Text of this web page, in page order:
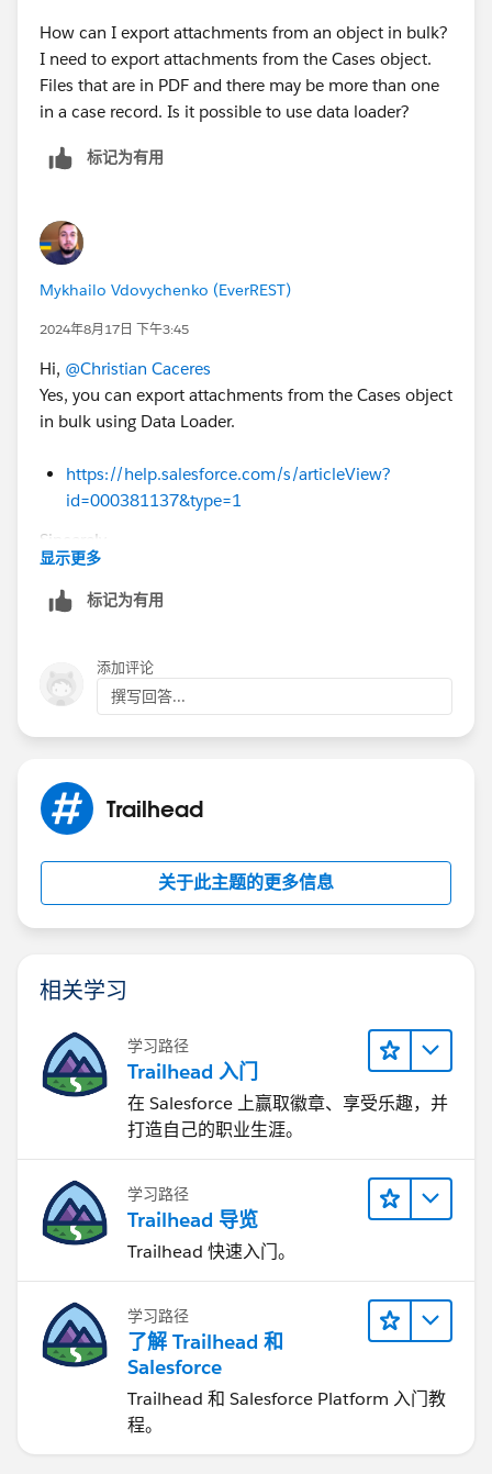
How can I export attachments from an object in bulk?
I need to export attachments from the Cases object.
Files that are in PDF and there may be more than one
in a case record. Is it possible to use data loader?
标记为有用
Mykhailo Vdovychenko (EverREST)
2024年8月17日 下午3:45
Hi, @Christian Caceres
Yes, you can export attachments from the Cases object
in bulk using Data Loader.
https://help.salesforce.com/s/articleView?
id=000381137&type=1
Sincerely,
Mykhailo Vdovychenko
Bringing Cloud Excellence with
显示更多
标记为有用
添加评论
撰写回答...
Trailhead
关于此主题的更多信息
相关学习
学习路径
Trailhead 入门
在 Salesforce 上赢取徽章、享受乐趣，并
打造自己的职业生涯。
学习路径
Trailhead 导览
Trailhead 快速入门。
学习路径
了解 Trailhead 和
Salesforce
Trailhead 和 Salesforce Platform 入门教
程。